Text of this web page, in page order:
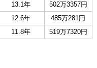
13.1年
502万3357円
12.6年
485万281円
11.8年 519万7320円